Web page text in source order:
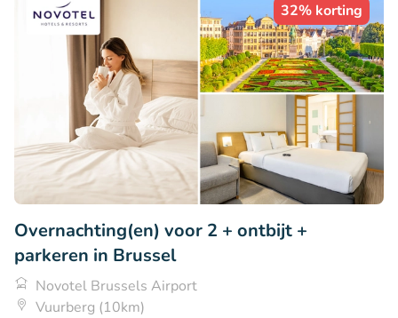
32% korting
Overnachting(en) voor 2 + ontbijt +
parkeren in Brussel
Novotel Brussels Airport
Vuurberg (10km)